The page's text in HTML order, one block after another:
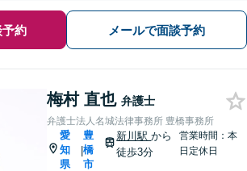
約 メールで面談予約
梅村 直也 弁護士
弁護士法人名城法律事務所 豊橋事務所
愛
知
県
|
豊
橋
市
新川駅から
徒歩3分
営業時間：本
日定休日